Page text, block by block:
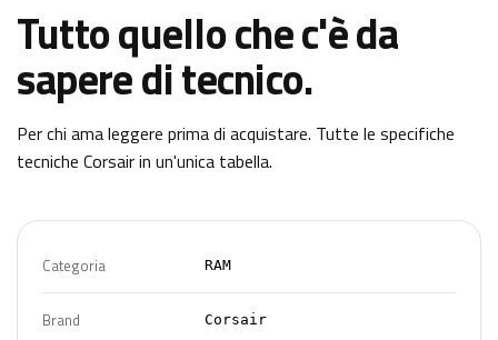
Tutto quello che c'è da
sapere di tecnico.
Per chi ama leggere prima di acquistare. Tutte le specifiche
tecniche Corsairin un'unica tabella.
Categoria RAM
Brand Corsair